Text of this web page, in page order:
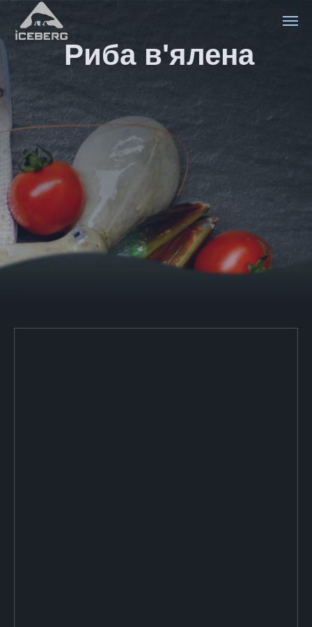
Риба в'ялена